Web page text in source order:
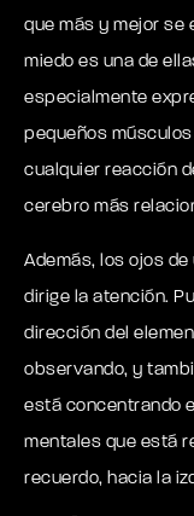
que más y mejor se
miedo es una de
especialmente
pequeños
cualquier reacción
cerebro más
Además, los ojos
dirige la atención.
dirección del
observando, y
está concentrando
mentales que está
recuerdo, hacia la